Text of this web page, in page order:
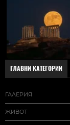
ГЛАВНИ КАТЕГОРИИ
ГАЛЕРИЯ
ЖИВОТ